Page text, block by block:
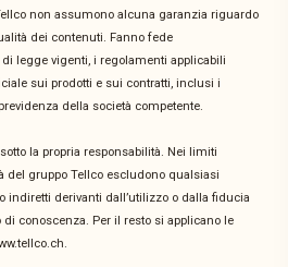
non assumono alcuna garanzia riguardo
dei contenuti. Fanno fede
legge vigenti, i regolamenti applicabili
sui prodotti e sui contratti, inclusi i
della società competente.
la propria responsabilità. Nei limiti
del gruppo Tellco escludono qualsiasi
indiretti derivanti dall’utilizzo o dalla fiducia
conoscenza. Per il resto si applicano le